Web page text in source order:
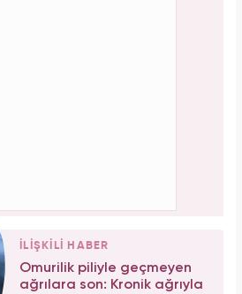
İLİŞKİLİ HABER
Omurilik piliyle geçmeyen
ağrılara son: Kronik ağrıyla